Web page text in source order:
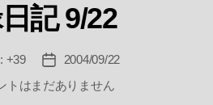
ゴ
リ
記 9/22
+39
投
稿
日
2004/09/22
トはまだありません